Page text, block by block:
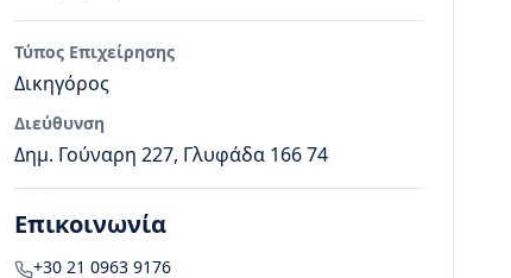
Τύπος Επιχείρησης
Δικηγόρος
Διεύθυνση
Δημ. Γούναρη 227, Γλυφάδα 166 74
Επικοινωνία
+30 21 0963 9176